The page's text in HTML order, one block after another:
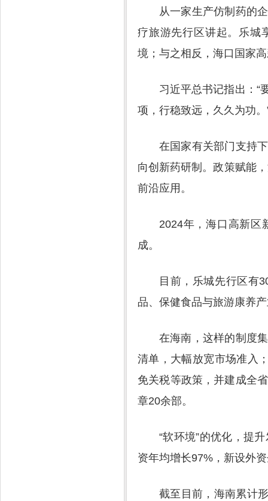
从一家生产仿制药的
疗旅游先行区讲起。乐城
境；与之相反，海口国家
习近平总书记指出：“
项，行稳致远，久久为功。
在国家有关部门支持
向创新药研制。政策赋能
前沿应用。
2024年，海口高新区
成。
目前，乐城先行区有
品、保健食品与旅游康养
在海南，这样的制度
清单，大幅放宽市场准入
免关税等政策，并建成全
章20余部。
“软环境”的优化，提
资年均增长97%，新设外
截至目前，海南累计